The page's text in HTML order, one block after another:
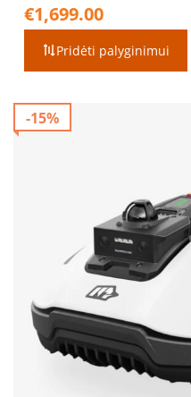
€1,699.00
Pridėti palyginimui
-15%